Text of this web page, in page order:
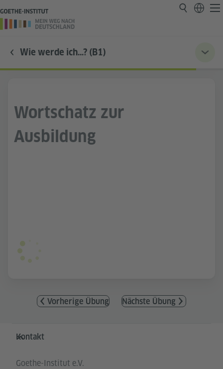
Wie werde ich…? (B1)
Wortschatz zur
Ausbildung
Vorherige Übung Nächste Übung
Service- und Informationsbereich
Kontakt
Goethe-Institut e.V.